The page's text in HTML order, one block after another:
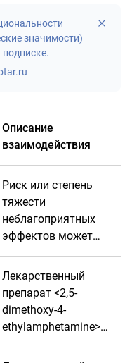
значимости)
Описание
взаимодействия
Риск или степень
тяжести
неблагоприятных
эффектов может
совместном
назначении
лекарственого
препарата
<Буторфанол> с
Лекарственный
препарат <2,5-
dimethoxy-4-
ethylamphetamine>